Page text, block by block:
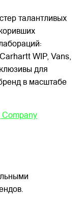
талантливых
WIP, Vans,
для
в масштабе
Company